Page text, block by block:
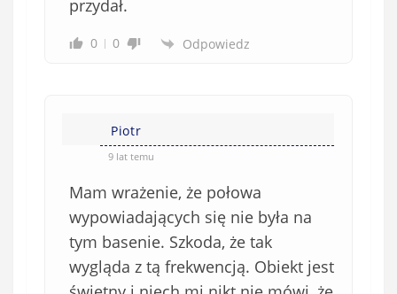
przydał.
0 0 Odpowiedz
Piotr
9 lat temu
Mam wrażenie, że połowa
wypowiadających się nie była na
tym basenie. Szkoda, że tak
wygląda z tą frekwencją. Obiekt jest